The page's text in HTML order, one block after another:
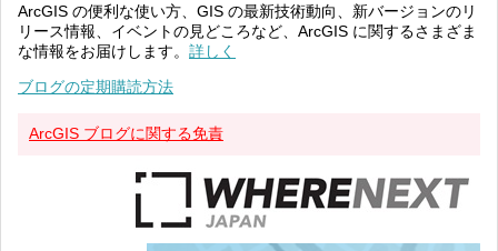
ArcGIS の便利な使い方、GIS の最新技術動向、新バージョンのリ
リース情報、イベントの見どころなど、ArcGIS に関するさまざま
な情報をお届けします。 詳しく
ブログの定期購読方法
ArcGIS ブログに関する免責